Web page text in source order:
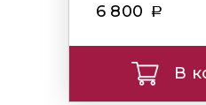
6 800
В